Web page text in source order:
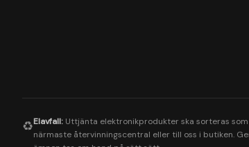
♻️Elavfall: Uttjänta elektronikprodukter ska sorteras
närmaste återvinningscentral eller till oss i butiken.